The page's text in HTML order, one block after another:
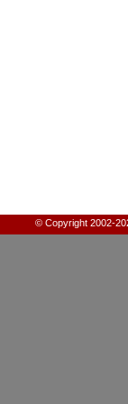
© Copyright 2002-